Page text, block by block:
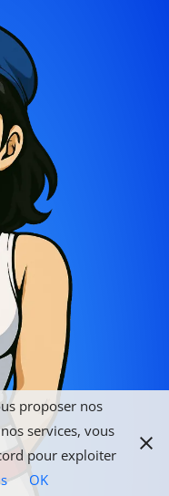
proposer nos
services, vous
pour exploiter
OK